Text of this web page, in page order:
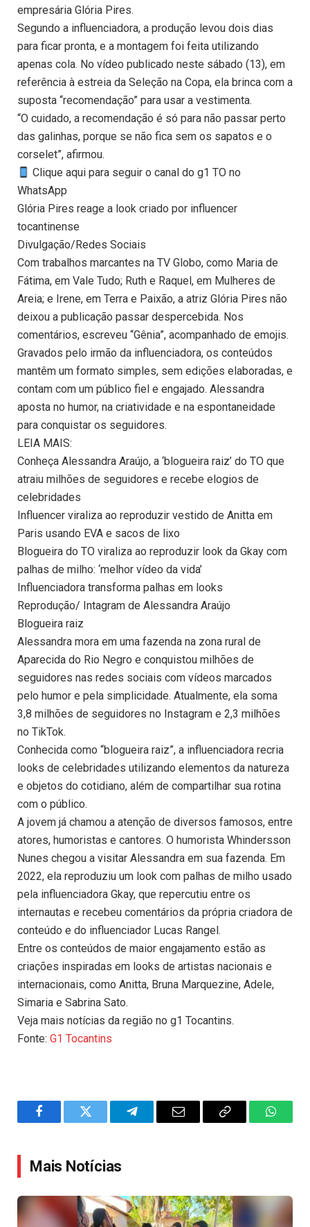
empresária Glória Pires.
Segundo a influenciadora, a produção levou dois dias
para ficar pronta, e a montagem foi feita utilizando
apenas cola. No vídeo publicado neste sábado (13), em
referência à estreia da Seleção na Copa, ela brinca com a
suposta “recomendação” para usar a vestimenta.
“O cuidado, a recomendação é só para não passar perto
das galinhas, porque se não fica sem os sapatos e o
corselet”, afirmou.
Clique aqui para seguir o canal do g1 TO no
WhatsApp
Glória Pires reage a look criado por influencer
tocantinense
Divulgação/Redes Sociais
Com trabalhos marcantes na TV Globo, como Maria de
Fátima, em Vale Tudo; Ruth e Raquel, em Mulheres de
Areia; e Irene, em Terra e Paixão, a atriz Glória Pires não
deixou a publicação passar despercebida. Nos
comentários, escreveu “Gênia”, acompanhado de emojis.
Gravados pelo irmão da influenciadora, os conteúdos
mantêm um formato simples, sem edições elaboradas, e
contam com um público fiel e engajado. Alessandra
aposta no humor, na criatividade e na espontaneidade
para conquistar os seguidores.
LEIA MAIS:
Conheça Alessandra Araújo, a ‘blogueira raiz’ do TO que
atraiu milhões de seguidores e recebe elogios de
celebridades
Influencer viraliza ao reproduzir vestido de Anitta em
Paris usando EVA e sacos de lixo
Blogueira do TO viraliza ao reproduzir look da Gkay com
palhas de milho: ‘melhor vídeo da vida’
Influenciadora transforma palhas em looks
Reprodução/ Intagram de Alessandra Araújo
Blogueira raiz
Alessandra mora em uma fazenda na zona rural de
Aparecida do Rio Negro e conquistou milhões de
seguidores nas redes sociais com vídeos marcados
pelo humor e pela simplicidade. Atualmente, ela soma
3,8 milhões de seguidores no Instagram e 2,3 milhões
no TikTok.
Conhecida como “blogueira raiz”, a influenciadora recria
looks de celebridades utilizando elementos da natureza
e objetos do cotidiano, além de compartilhar sua rotina
com o público.
A jovem já chamou a atenção de diversos famosos, entre
atores, humoristas e cantores. O humorista Whindersson
Nunes chegou a visitar Alessandra em sua fazenda. Em
2022, ela reproduziu um look com palhas de milho usado
pela influenciadora Gkay, que repercutiu entre os
internautas e recebeu comentários da própria criadora de
conteúdo e do influenciador Lucas Rangel.
Entre os conteúdos de maior engajamento estão as
criações inspiradas em looks de artistas nacionais e
internacionais, como Anitta, Bruna Marquezine, Adele,
Simaria e Sabrina Sato.
Veja mais notícias da região no g1 Tocantins.
Fonte: G1 Tocantins
FacebookTwitter TelegramEmail
Copy
Mais Notícias